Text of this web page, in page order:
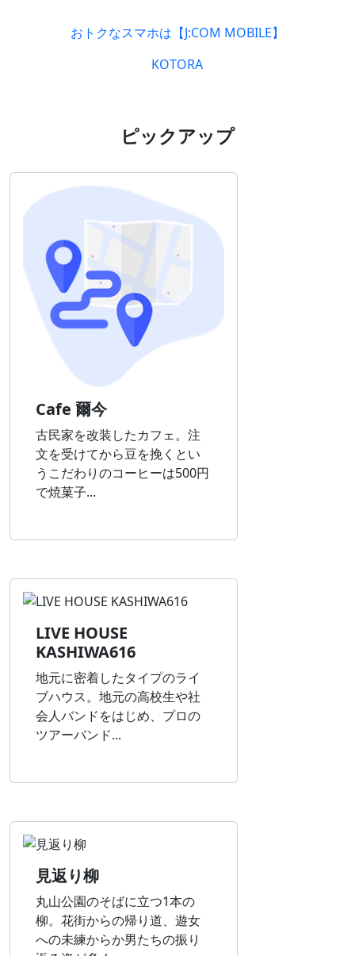
おトクなスマホは【J:COM MOBILE】
KOTORA
ピックアップ
Cafe 爾今
古民家を改装したカフェ。注
文を受けてから豆を挽くとい
うこだわりのコーヒーは500円
で焼菓子...
LIVE HOUSE
KASHIWA616
地元に密着したタイプのライ
ブハウス。地元の高校生や社
会人バンドをはじめ、プロの
ツアーバンド...
見返り柳
丸山公園のそばに立つ1本の
柳。花街からの帰り道、遊女
への未練からか男たちの振り